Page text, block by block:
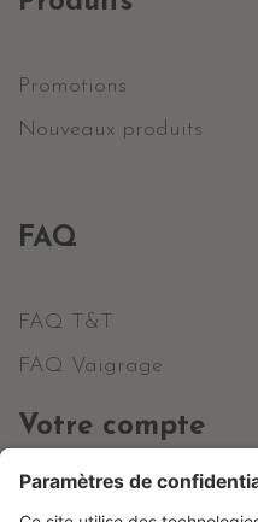
Promotions
Nouveaux produits
FAQ
FAQ T&T
FAQ Vaigrage
Votre compte
Informations personnelles